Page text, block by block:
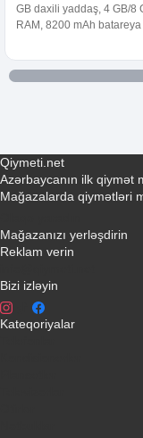
GB daxili yaddaş, 4 GB/8
RAM, 8200 mAh batareya
Qiymeti.net
Azərbaycanın ilk qiymət
Mağazalarda qiymətləri
Mağazanızı yerləşdirin
Reklam verin
Bizi izləyin
Kateqoriyalar